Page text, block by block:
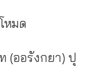
หมด
(ออรังกยา) ปุ